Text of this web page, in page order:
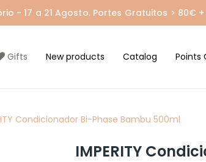
- 17 a 21 Agosto. Portes Gratuitos > 80€
Gifts New products Catalog Points
Condicionador Bi-Phase Bambu 500ml
IMPERITY